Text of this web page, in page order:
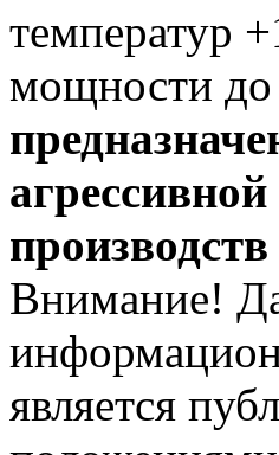
температур
мощности
Внимание!
является